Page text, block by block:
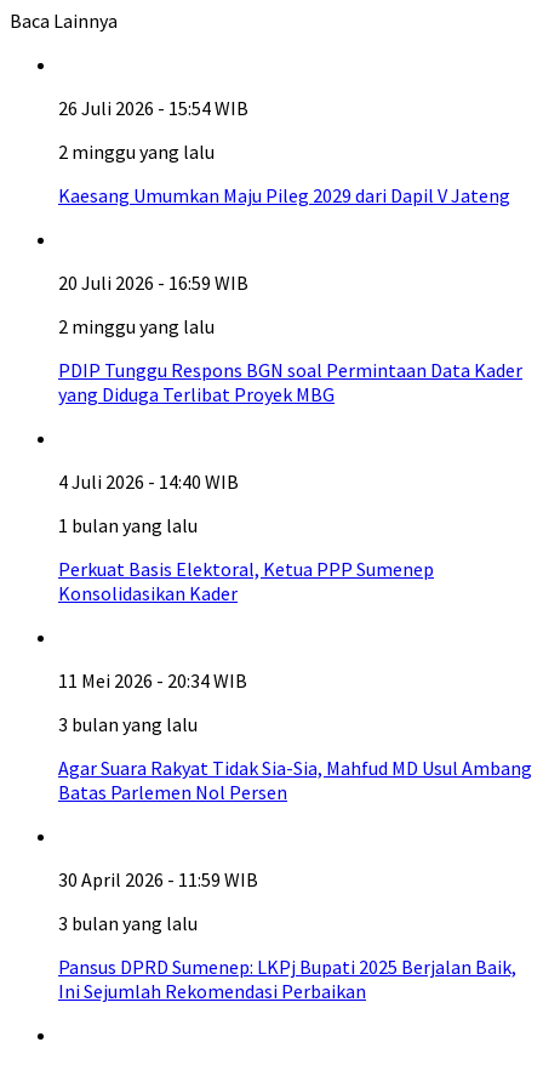
Baca Lainnya
26 Juli 2026 - 15:54 WIB
2 minggu yang lalu
Kaesang Umumkan Maju Pileg 2029 dari Dapil V Jateng
20 Juli 2026 - 16:59 WIB
2 minggu yang lalu
PDIP Tunggu Respons BGN soal Permintaan Data Kader
yang Diduga Terlibat Proyek MBG
4 Juli 2026 - 14:40 WIB
1 bulan yang lalu
Perkuat Basis Elektoral, Ketua PPP Sumenep
Konsolidasikan Kader
11 Mei 2026 - 20:34 WIB
3 bulan yang lalu
Agar Suara Rakyat Tidak Sia-Sia, Mahfud MD Usul Ambang
Batas Parlemen Nol Persen
30 April 2026 - 11:59 WIB
3 bulan yang lalu
Pansus DPRD Sumenep: LKPj Bupati 2025 Berjalan Baik,
Ini Sejumlah Rekomendasi Perbaikan